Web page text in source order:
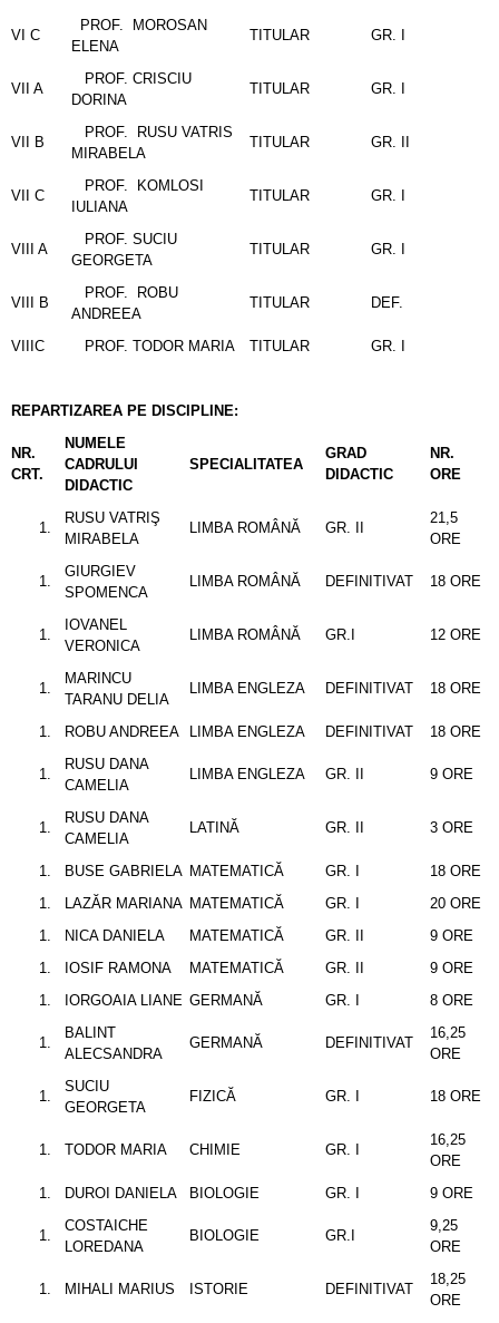
VI C
PROF. MOROSAN
ELENA
TITULAR GR. I
VII A
PROF. CRISCIU
DORINA
TITULAR GR. I
VII B
PROF. RUSU VATRIS
MIRABELA
TITULAR GR. II
VII C
PROF. KOMLOSI
IULIANA
TITULAR GR. I
VIII A
PROF. SUCIU
GEORGETA
TITULAR GR. I
VIII B
PROF. ROBU
ANDREEA
TITULAR DEF.
VIIIC PROF. TODOR MARIA TITULAR GR. I
REPARTIZAREA PE DISCIPLINE:
NR.
CRT.
NUMELE
CADRULUI
DIDACTIC
SPECIALITATEA
GRAD
DIDACTIC
NR.
ORE
RUSU VATRIŞ
MIRABELA
LIMBA ROMÂNĂ GR. II
21,5
ORE
GIURGIEV
SPOMENCA
LIMBA ROMÂNĂ DEFINITIVAT 18 ORE
IOVANEL
VERONICA
LIMBA ROMÂNĂ GR.I 12 ORE
MARINCU
TARANU DELIA
LIMBA ENGLEZA DEFINITIVAT 18 ORE
ROBU ANDREEA LIMBA ENGLEZA DEFINITIVAT
18 ORE
RUSU DANA
CAMELIA
LIMBA ENGLEZA GR. II 9 ORE
RUSU DANA
CAMELIA
LATINĂ GR. II 3 ORE
BUSE GABRIELA MATEMATICĂ GR. I
18 ORE
LAZĂR MARIANA MATEMATICĂ GR. I
20 ORE
NICA DANIELA
MATEMATICĂ GR. II
9 ORE
IOSIF RAMONA
MATEMATICĂ GR. II
9 ORE
IORGOAIA LIANE GERMANĂ GR. I
8 ORE
BALINT
ALECSANDRA
GERMANĂ DEFINITIVAT
16,25
ORE
SUCIU
GEORGETA
FIZICĂ GR. I 18 ORE
TODOR MARIA CHIMIE GR. I
16,25
ORE
DUROI DANIELA
BIOLOGIE GR. I
9 ORE
COSTAICHE
LOREDANA
BIOLOGIE GR.I
9,25
ORE
MIHALI MARIUS ISTORIE DEFINITIVAT
18,25
ORE